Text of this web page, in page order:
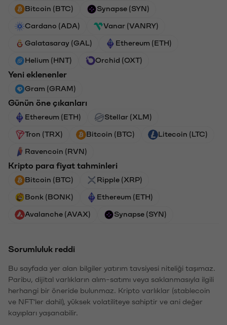
Bitcoin (BTC) Synapse (SYN)
Cardano (ADA) Vanar (VANRY)
Galatasaray (GAL) Ethereum (ETH)
Helium (HNT) Orchid (OXT)
Yeni eklenenler
Gram (GRAM)
Günün öne çıkanları
Ethereum (ETH) Stellar (XLM)
Tron (TRX) Bitcoin (BTC) Litecoin (LTC)
Ravencoin (RVN)
Kripto para fiyat tahminleri
Bitcoin (BTC) Ripple (XRP)
Bonk (BONK) Ethereum (ETH)
Avalanche (AVAX) Synapse (SYN)
Sorumluluk reddi
Bu sayfada yer alan bilgiler yatırım tavsiyesi niteliği taşımaz.
Paribu, dijital varlıkların alım-satımı veya saklanmasıyla ilgili
herhangi bir öneride bulunmaz. Kripto varlıklar (stablecoin
ve NFT'ler dahil), yüksek volatiliteye sahiptir ve ani değer
kayıpları yaşanabilir.